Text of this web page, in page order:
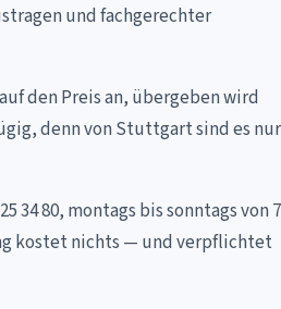
und fachgerechter
den Preis an, übergeben wird
denn von Stuttgart sind es nur
34 80, montags bis sonntags von 7
kostet nichts — und verpflichtet